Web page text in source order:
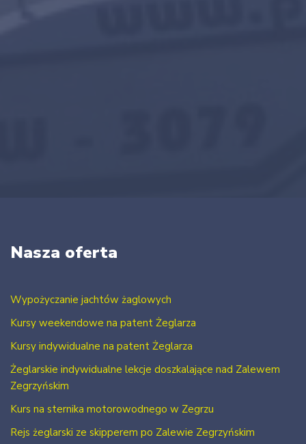
Nasza oferta
Wypożyczanie jachtów żaglowych
Kursy weekendowe na patent Żeglarza
Kursy indywidualne na patent Żeglarza
Żeglarskie indywidualne lekcje doszkalające nad Zalewem
Zegrzyńskim
Kurs na sternika motorowodnego w Zegrzu
Rejs żeglarski ze skipperem po Zalewie Zegrzyńskim